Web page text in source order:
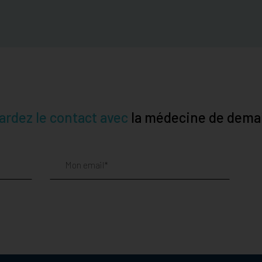
le contact avec la médecine de